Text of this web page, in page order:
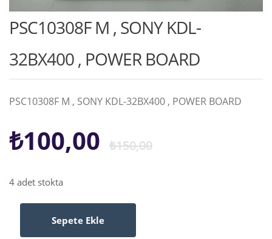
PSC10308F M , SONY KDL-
32BX400 , POWER BOARD
PSC10308F M , SONY KDL-32BX400 , POWER BOARD
₺150,00Orijinal
₺100,00
Şu
4 adet stokta
Sepete Ekle